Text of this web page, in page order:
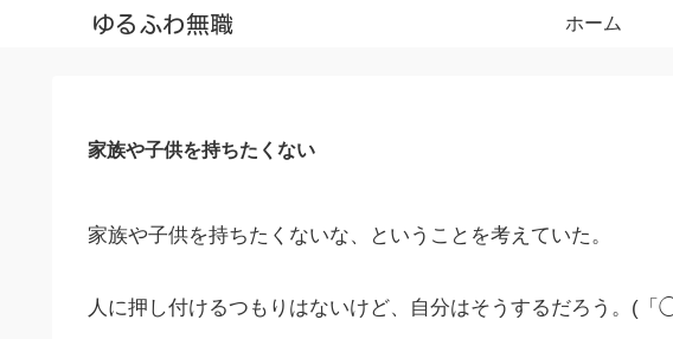
ゆるふわ無職 ホーム
家族や子供を持ちたくない
家族や子供を持ちたくないな、ということを考えていた。
人に押し付けるつもりはないけど、自分はそうするだろう。(